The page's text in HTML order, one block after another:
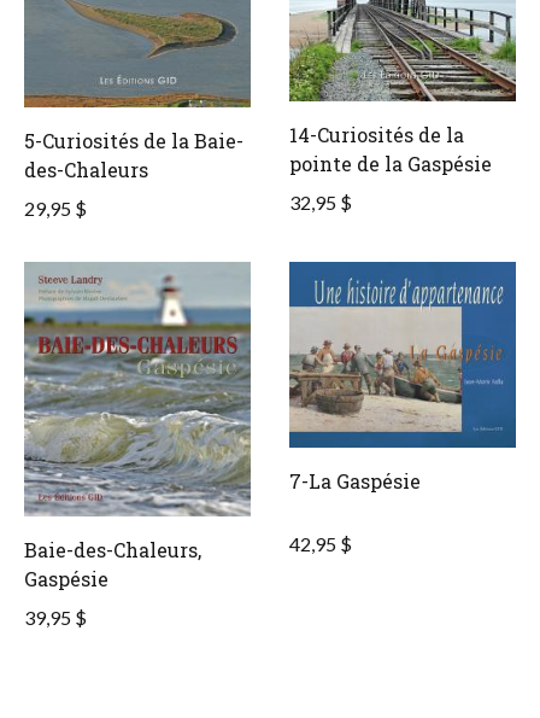
5-Curiosités de la Baie-
des-Chaleurs
29,95 $
14-Curiosités de la
pointe de la Gaspésie
32,95 $
Baie-des-Chaleurs,
Gaspésie
39,95 $
7-La Gaspésie
42,95 $